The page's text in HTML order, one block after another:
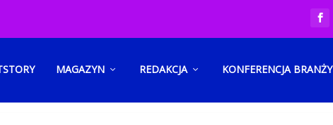
MAGAZYN REDAKCJA KONFERENCJA BRANŻY